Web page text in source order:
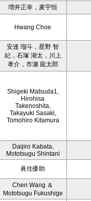
増井正幸，麦宇恒
Hwang Choe
安達 瑠斗，星野 智
紀，石塚 湖太，川上
孝介，市瀬 龍太郎
Shigeki Matsuda1,
Hirohisa
Takenoshita,
Takayuki Sasaki,
Tomohiro Kitamura
Daijiro Kabata,
Mototsugu Shintani
眞住優助
Chen Wang ＆
Mototsugu Fukushige